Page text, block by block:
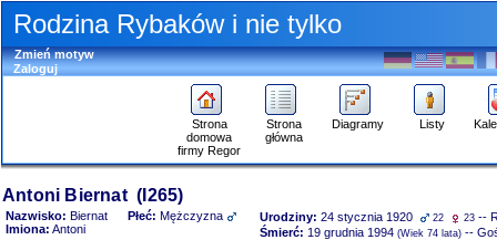
Rodzina Rybaków i nie tylko
Zmień motyw
Zaloguj
Strona
domowa
firmy Regor
Strona
główna
Diagramy Listy
Przejdź
do
zawartości
Antoni Biernat ‎(I265)‎
Nazwisko: Biernat
Imiona: Antoni
Płeć: Mężczyzna Urodziny: 24 stycznia 1920 22 23 --
Śmierć: 19 grudnia 1994 ‎(Wiek 74 lata)‎ --